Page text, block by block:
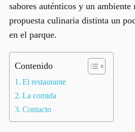
sabores auténticos y un ambiente
propuesta culinaria distinta un
en el parque.
Contenido
El restaurante
La comida
Contacto